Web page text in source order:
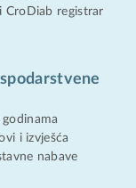
CroDiab registrar
i izvješća
nabave